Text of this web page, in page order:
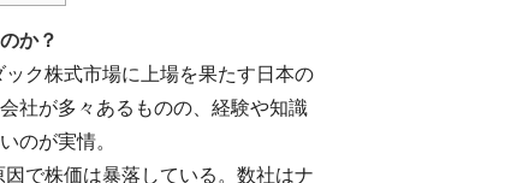
か？
ク株式市場に上場を果たす日本の
社が多々あるものの、経験や知識
のが実情。
で株価は暴落している。数社はナ